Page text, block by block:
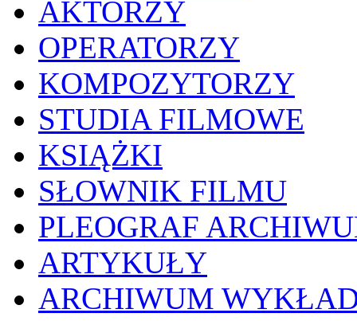
AKTORZY
OPERATORZY
KOMPOZYTORZY
STUDIA FILMOWE
KSIĄŻKI
SŁOWNIK FILMU
PLEOGRAF
ARTYKUŁY
ARCHIWUM